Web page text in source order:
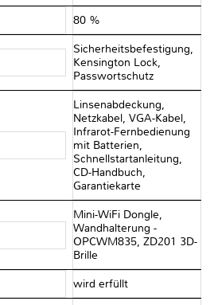
80 %
Sicherheitsbefestigung,
Kensington Lock,
Passwortschutz
Linsenabdeckung,
Netzkabel, VGA-Kabel,
Infrarot-Fernbedienung
mit Batterien,
Schnellstartanleitung,
CD-Handbuch,
Garantiekarte
Mini-WiFi Dongle,
Wandhalterung -
OPCWM835, ZD201 3D-
Brille
wird erfüllt